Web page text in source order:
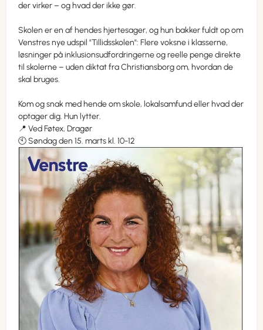
der virker – og hvad der ikke gør.
Skolen er en af hendes hjertesager, og hun bakker fuldt op om
Venstres nye udspil "Tillidsskolen": Flere voksne i klasserne,
løsninger på inklusionsudfordringerne og reelle penge direkte
til skolerne – uden diktat fra Christiansborg om, hvordan de
skal bruges.
Kom og snak med hende om skole, lokalsamfund eller hvad der
optager dig. Hun lytter.
📍 Ved Føtex, Dragør
🕙 Søndag den 15. marts kl. 10-12